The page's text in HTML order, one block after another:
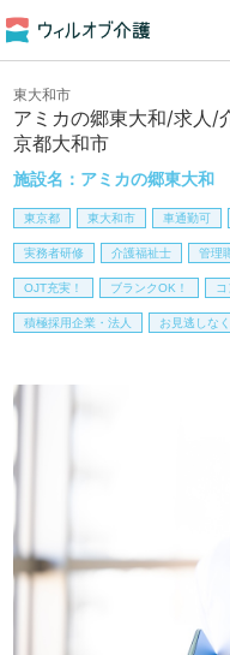
アミカの郷東大和/求人/
京都大和市
施設名： アミカの郷東大和
東大和市
東京都 東大和市 車通勤可
実務者研修 介護福祉士 管理
OJT充実！ ブランクOK！
積極採用企業・法人 お見逃しなく